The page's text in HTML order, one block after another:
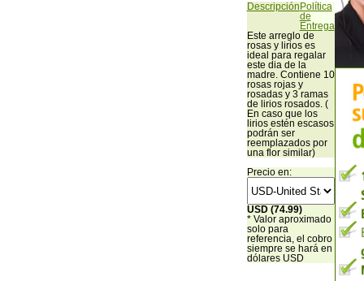
Descripción Política
de
Entrega
Este arreglo de
rosas y lirios es
ideal para regalar
este dia de la
madre. Contiene 10
rosas rojas y
rosadas y 3 ramas
de lirios rosados. (
En caso que los
lirios estén escasos
podrán ser
reemplazados por
una flor similar)
Precio en:
USD (74.99)
* Valor aproximado
solo para
referencia, el cobro
siempre se hará en
dólares USD